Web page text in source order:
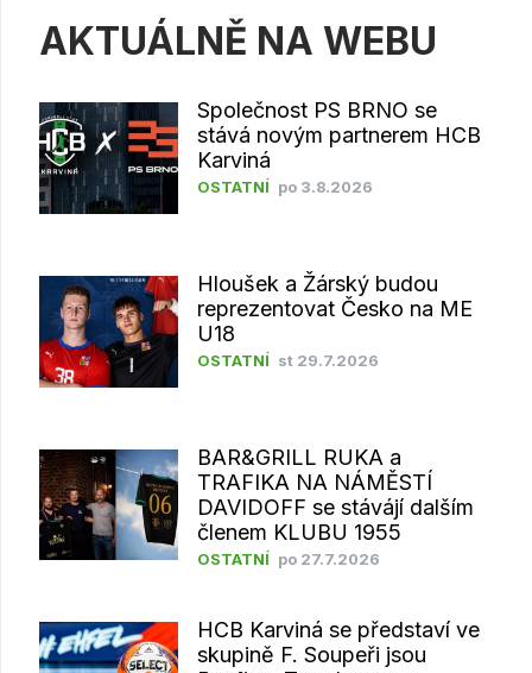
AKTUÁLNĚ NA WEBU
Společnost PS BRNO se
stává novým partnerem HCB
Karviná
OSTATNÍ po 3.8.2026
Hloušek a Žárský budou
reprezentovat Česko na ME
U18
OSTATNÍ st 29.7.2026
BAR&GRILL RUKA a
TRAFIKA NA NÁMĚSTÍ
DAVIDOFF se stávájí dalším
členem KLUBU 1955
OSTATNÍ po 27.7.2026
HCB Karviná se představí ve
skupině F. Soupeři jsou